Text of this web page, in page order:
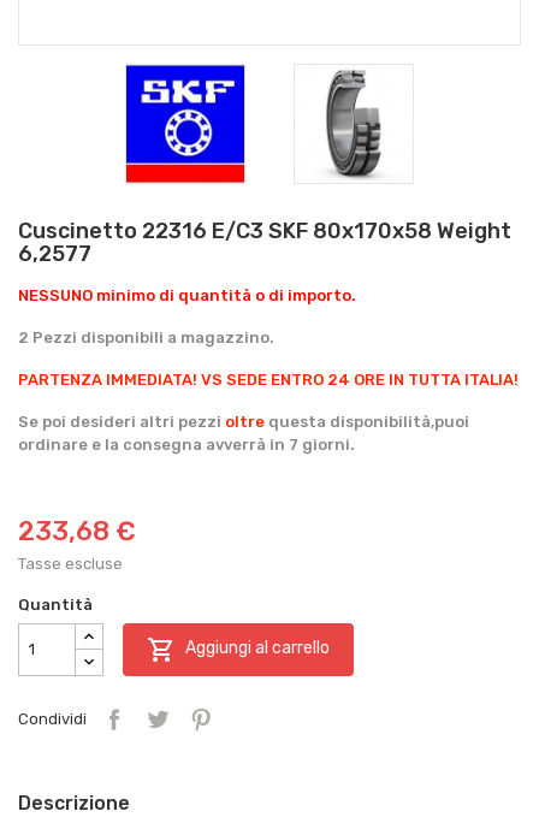
Cuscinetto 22316 E/C3 SKF 80x170x58 Weight
6,2577
NESSUNO minimo di quantità o di importo.
2 Pezzi disponibili a magazzino.
PARTENZA IMMEDIATA! VS SEDE ENTRO 24 ORE IN TUTTA ITALIA!
Se poi desideri altri pezzi oltre questa disponibilità,puoi
ordinare e la consegna avverrà in 7 giorni.
233,68 €
Tasse escluse
Quantità
 Aggiungi al carrello
Condividi
Descrizione